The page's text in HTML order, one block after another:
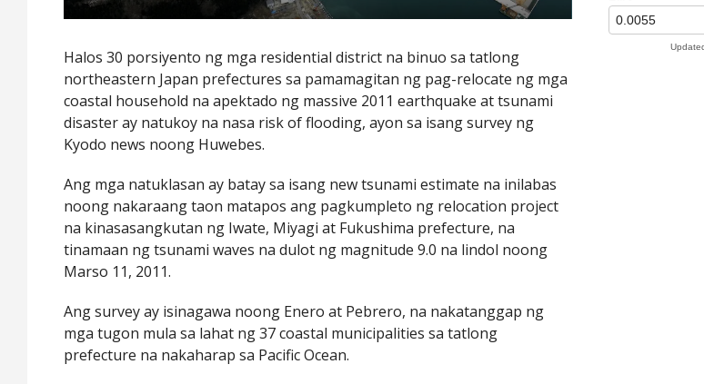
Halos 30 porsiyento ng mga residential district na binuo sa tatlong
northeastern Japan prefectures sa pamamagitan ng pag-relocate ng mga
coastal household na apektado ng massive 2011 earthquake at tsunami
disaster ay natukoy na nasa risk of flooding, ayon sa isang survey ng
Kyodo news noong Huwebes.
Ang mga natuklasan ay batay sa isang new tsunami estimate na inilabas
noong nakaraang taon matapos ang pagkumpleto ng relocation project
na kinasasangkutan ng Iwate, Miyagi at Fukushima prefecture, na
tinamaan ng tsunami waves na dulot ng magnitude 9.0 na lindol noong
Marso 11, 2011.
Ang survey ay isinagawa noong Enero at Pebrero, na nakatanggap ng
mga tugon mula sa lahat ng 37 coastal municipalities sa tatlong
prefecture na nakaharap sa Pacific Ocean.